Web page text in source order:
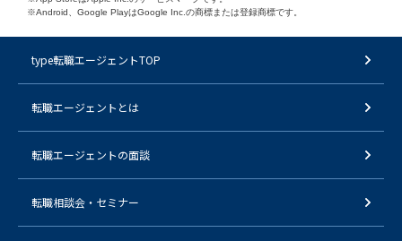
※Android、Google PlayはGoogle Inc.の商標または登録商標です。
type転職エージェントTOP
転職エージェントとは
転職エージェントの面談
転職相談会・セミナー